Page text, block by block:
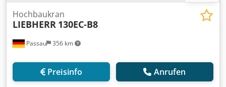
Passau 356 km
Hochbaukran
LIEBHERR 130EC-B8
Preisinfo Anrufen